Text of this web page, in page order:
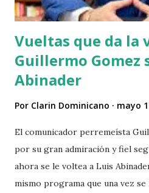
cometidos por haiti...
Vueltas que da la
Guillermo Gomez
Abinader
Por Clarin Dominicano mayo
El comunicador perremeísta
por su gran admiración y fiel
ahora se le voltea a Luis
mismo programa que una vez